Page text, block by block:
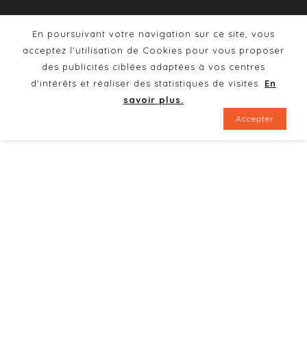
En poursuivant votre navigation sur ce site, vous
acceptez l'utilisation de Cookies pour vous proposer
des publicités ciblées adaptées à vos centres
d'intérêts et réaliser des statistiques de visites. En
savoir plus.
Accepter